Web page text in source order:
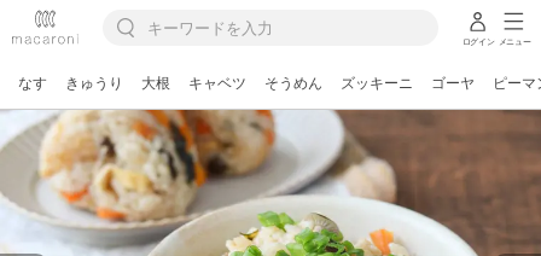
ログイン メニュー
なす きゅうり 大根 キャベツ そうめん ズッキーニ ゴーヤ ピーマ